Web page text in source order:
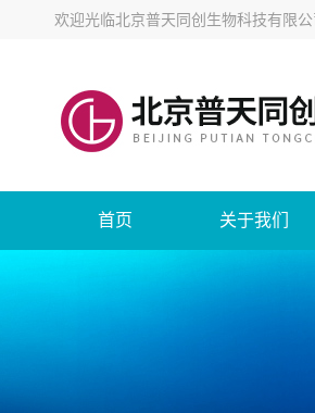
欢迎光临北京普天同创生物科技有限
首页 关于我们